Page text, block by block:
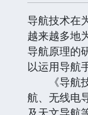
导航技术在
越来越多地
导航原理的
以运用导航
《导航技
航、无线电